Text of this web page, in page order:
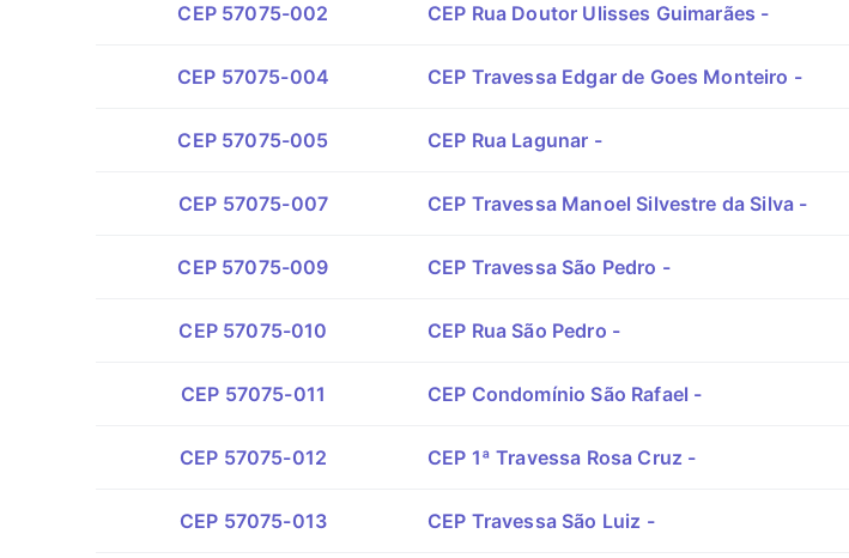
CEP 57075-002 CEP Rua Doutor Ulisses Guimarães -
CEP 57075-004 CEP Travessa Edgar de Goes Monteiro -
CEP 57075-005 CEP Rua Lagunar -
CEP 57075-007 CEP Travessa Manoel Silvestre da Silva -
CEP 57075-009 CEP Travessa São Pedro -
CEP 57075-010 CEP Rua São Pedro -
CEP 57075-011 CEP Condomínio São Rafael -
CEP 57075-012 CEP 1ª Travessa Rosa Cruz -
CEP 57075-013 CEP Travessa São Luiz -